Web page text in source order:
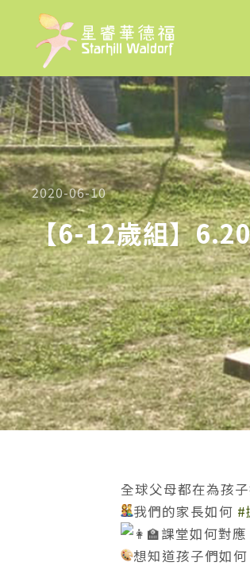
2020-06-10
【6-12歲組】
全球父母都在為孩
我們的家長如何 #
課堂如何對應
想知道孩子們如何